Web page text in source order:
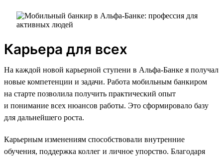
Карьера для всех
На каждой новой карьерной ступени в Альфа-Банке я получал
новые компетенции и задачи. Работа мобильным банкиром
на старте позволила получить практический опыт
и понимание всех нюансов работы. Это сформировало базу
для дальнейшего роста.
Карьерным изменениям способствовали внутренние
обучения, поддержка коллег и личное упорство. Благодаря